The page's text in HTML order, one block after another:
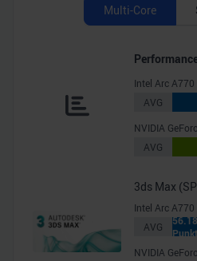
Multi-Core
Intel Arc A770
AVG
NVIDIA
AVG
3ds Max
Intel Arc A770
AVG
NVIDIA